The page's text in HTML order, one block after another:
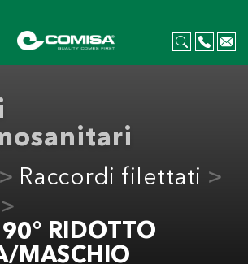
Raccordi filettati
RIDOTTO
MASCHIO